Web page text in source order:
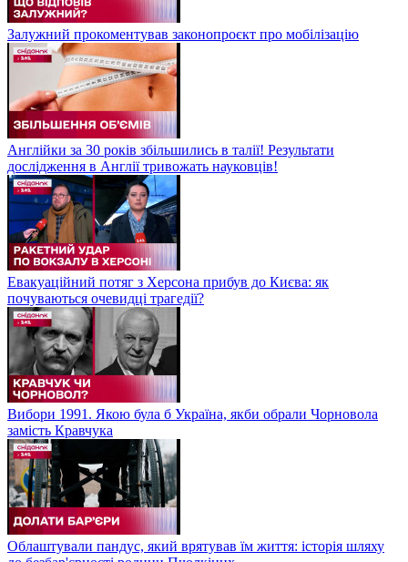
Залужний прокоментував законопроєкт про мобілізацію
Англійки за 30 років збільшились в талії! Результати
дослідження в Англії тривожать науковців!
Евакуаційний потяг з Херсона прибув до Києва: як
почуваються очевидці трагедії?
Вибори 1991. Якою була б Україна, якби обрали Чорновола
замість Кравчука
Облаштували пандус, який врятував їм життя: історія шляху